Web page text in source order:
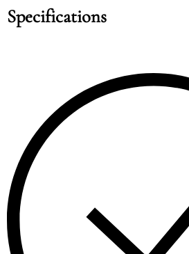
Specifications